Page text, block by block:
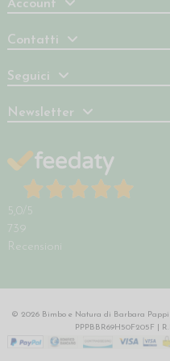
Account
Contatti
Seguici
Newsletter
5,0 /5
739
Recensioni
© 2026 Bimbo e Natura di Barbara Pappi
PPPBBR69H50F205F |